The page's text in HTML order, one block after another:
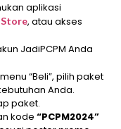
aplikasi
, atau akses
JadiPCPM Anda
“Beli”, pilih paket
Anda.
paket.
kode “PCPM2024”